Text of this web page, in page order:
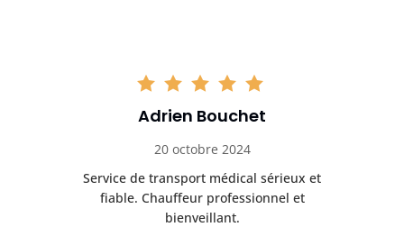
Adrien Bouchet
20 octobre 2024
Service de transport médical sérieux et
fiable. Chauffeur professionnel et
bienveillant.